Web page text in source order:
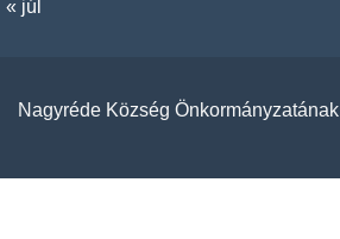
« júl
Nagyréde Község